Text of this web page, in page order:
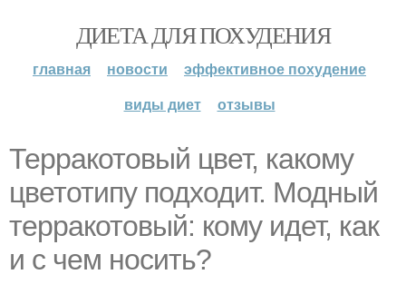
ДИЕТА ДЛЯ ПОХУДЕНИЯ
главная новости
эффективное похудение
виды диет
отзывы
Терракотовый цвет, какому
цветотипу подходит. Модный
терракотовый: кому идет, как
и с чем носить?